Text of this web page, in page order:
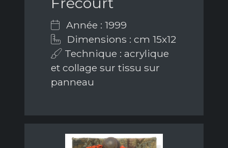
Année : 1999
Dimensions : cm 15x12
Technique : acrylique
et collage sur tissu sur
panneau